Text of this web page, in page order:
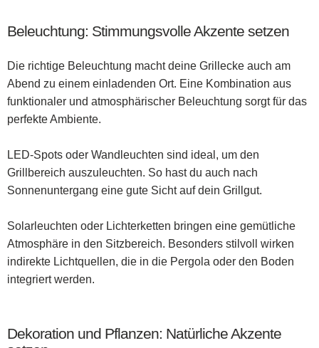
Beleuchtung: Stimmungsvolle Akzente setzen
Die richtige Beleuchtung macht deine Grillecke auch am
Abend zu einem einladenden Ort. Eine Kombination aus
funktionaler und atmosphärischer Beleuchtung sorgt für das
perfekte Ambiente.
LED-Spots oder Wandleuchten sind ideal, um den
Grillbereich auszuleuchten. So hast du auch nach
Sonnenuntergang eine gute Sicht auf dein Grillgut.
Solarleuchten oder Lichterketten bringen eine gemütliche
Atmosphäre in den Sitzbereich. Besonders stilvoll wirken
indirekte Lichtquellen, die in die Pergola oder den Boden
integriert werden.
Dekoration und Pflanzen: Natürliche Akzente